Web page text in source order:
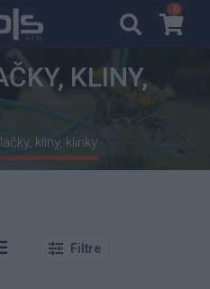
00
KLINY,
kliny, klinky
Filtre